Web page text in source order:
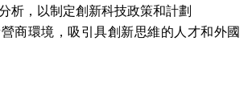
析，以制定創新科技政策和計劃
商環境，吸引具創新思維的人才和外國